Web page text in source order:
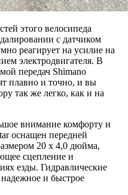
этого велосипеда
с датчиком
реагирует на усилие на
электродвигателя. В
передач Shimano
плавно и точно, и вы
так же легко, как и на
внимание комфорту и
оснащен передней
20 x 4,0 дюйма,
сцепление и
езды. Гидравлические
и быстрое